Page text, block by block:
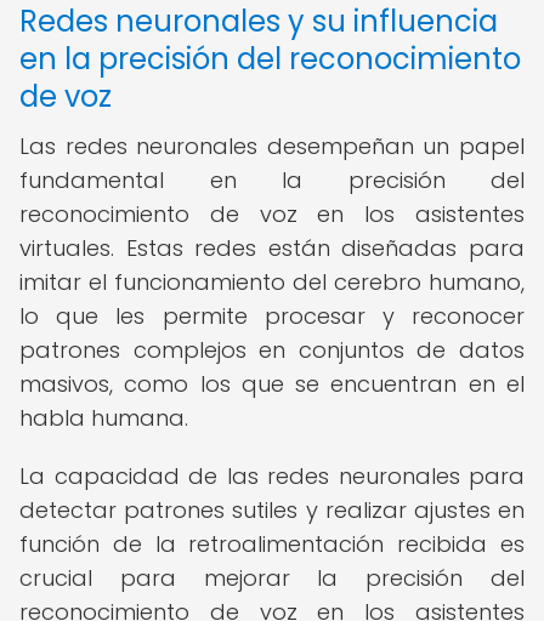
Redes neuronales y su influencia
en la precisión del reconocimiento
de voz
Las redes neuronales desempeñan un papel
fundamental en la precisión del
reconocimiento de voz en los asistentes
virtuales. Estas redes están diseñadas para
imitar el funcionamiento del cerebro humano,
lo que les permite procesar y reconocer
patrones complejos en conjuntos de datos
masivos, como los que se encuentran en el
habla humana.
La capacidad de las redes neuronales para
detectar patrones sutiles y realizar ajustes en
función de la retroalimentación recibida es
crucial para mejorar la precisión del
reconocimiento de voz en los asistentes